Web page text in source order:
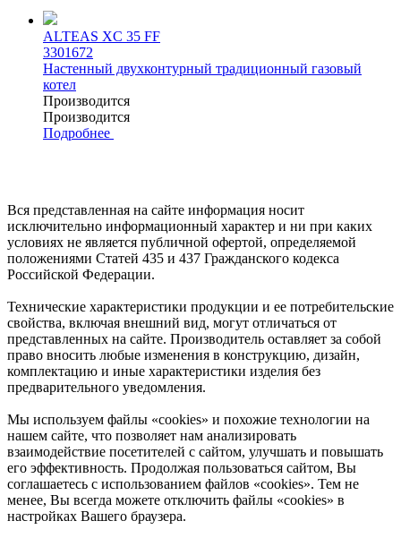
ALTEAS XC 35 FF
3301672
Настенный двухконтурный традиционный газовый
котел
Производится
Производится
Подробнее
Вся представленная на сайте информация носит
исключительно информационный характер и ни при каких
условиях не является публичной офертой, определяемой
положениями Статей 435 и 437 Гражданского кодекса
Российской Федерации.
Технические характеристики продукции и ее потребительские
свойства, включая внешний вид, могут отличаться от
представленных на сайте. Производитель оставляет за собой
право вносить любые изменения в конструкцию, дизайн,
комплектацию и иные характеристики изделия без
предварительного уведомления.
Мы используем файлы «cookies» и похожие технологии на
нашем сайте, что позволяет нам анализировать
взаимодействие посетителей с сайтом, улучшать и повышать
его эффективность. Продолжая пользоваться сайтом, Вы
соглашаетесь с использованием файлов «cookies». Тем не
менее, Вы всегда можете отключить файлы «cookies» в
настройках Вашего браузера.